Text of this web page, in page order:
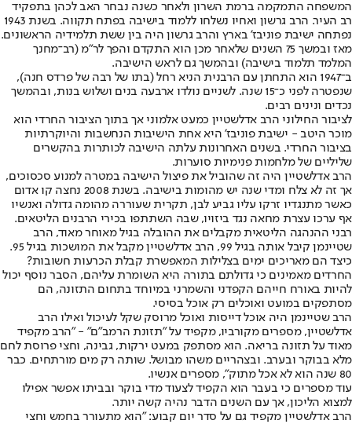
המשפחה התמקמה ברמת השרון ולאחר כשנה נבחר האב לכהן בתפקיד
רב העיר. הרב גרשון ואחיו נשלחו ללמוד בישיבה בפתח תקווה. בשנת 1943
נפתחה ישיבת פוניבז' בארץ והרב גרשון היה בין ששת תלמידיה הראשונים.
מאז ובמשך 75 השנים שלאחר מכן הוא התקדם והפך לר"מ (רב־מחנך
המלמד תלמוד בישיבה) ובהמשך גם לראש הישיבה.
ב־1947 הוא התחתן עם הרבנית הניא רחל (בתו של רבה של פרדס חנה),
שנפטרה לפני כ־15 שנה. לשניים נולדו ארבעה בנים ושלוש בנות, ובהמשך
נכדים ונינים רבים.
לציבור החילוני הרב אדלשטיין כמעט אלמוני אך בתוך הציבור החרדי הוא
מוכר היטב - ישיבת פוניבז' היא אחת הישיבות הנחשבות והיוקרתיות
בציבור החרדי. בשנים האחרונות עלתה הישיבה לכותרות בהקשרים
שליליים של מלחמות פנימיות סוערות.
הרב אדלשטיין היה זה שהוביל את פיצול הישיבה במטרה למנוע סכסוכים,
אך זה לא צלח ומדי שנה יש מהומות בישיבה. בשנת 2008 נחצה קו אדום
כאשר מתנגדיו זרקו עליו גביע לבן, תקרית שעוררה מהומה גדולה ואנשיו
אף ערכו עצרת מחאה נגד ביזויו, שבה השתתפו בכירי הרבנים הליטאים.
רבני ההנהגה הליטאית מקבלים את ההובלה בגיל מאוחר מאוד, הרב
שטיינמן קיבל אותה בגיל 99, הרב אדלשטיין מקבל את המושכות בגיל 95.
כיצד הם מאריכים ימים בצלילות המאפשרת קבלת הכרעות חשובות?
החרדים מאמינים כי גדולתם בתורה היא השומרת עליהם, הסבר נוסף יכול
להיות באורח חייהם הקפדני והשמרני במיוחד בתחום התזונה, הם
מסתפקים במועט ואוכלים רק אוכל בסיסי.
הרב שטיינמן היה אוכל דייסות ואוכל מרוסק שקל לעיכול ואילו הרב
אדלשטיין, מספרים מקורביו, מקפיד על "תזונת הרמב"ם" - "הרב מקפיד
מאוד על תזונה בריאה. הוא מסתפק במעט ירקות, גבינה, וחצי פרוסת לחם
מלא בבוקר ובערב. ובצהריים משהו מבושל. שותה רק מים מורתחים. כבר
80 שנה הוא לא אכל מתוק", מספרים אנשיו.
עוד מספרים כי בעבר הוא הקפיד לצעוד מדי בוקר ובביתו אפשר אפילו
למצוא הליכון, אך עם השנים הדבר נהיה קשה יותר.
הרב אדלשטיין מקפיד גם על סדר יום קבוע: "הוא מתעורר בחמש וחצי